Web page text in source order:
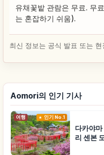
유채꽃밭 관람은 무료. 무
는 혼잡하기 쉬움).
최신 정보는 공식 발표 또는
Aomori의 인기 기사
여행 인기 No.1
다카야
리 센본